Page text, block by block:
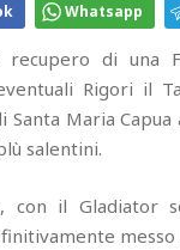
Whatsapp
recupero di una
Rigori il
Maria
salentini.
con il Gladiator